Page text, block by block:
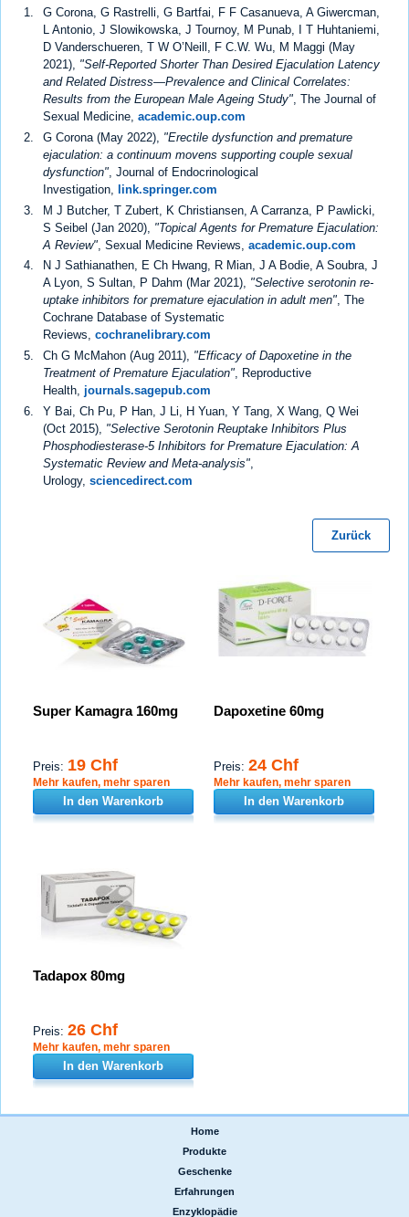
G Corona, G Rastrelli, G Bartfai, F F Casanueva, A Giwercman,
L Antonio, J Slowikowska, J Tournoy, M Punab, I T Huhtaniemi,
D Vanderschueren, T W O’Neill, F C.W. Wu, M Maggi (May
2021), "Self-Reported Shorter Than Desired Ejaculation Latency
and Related Distress—Prevalence and Clinical Correlates:
Results from the European Male Ageing Study" , The Journal of
Sexual Medicine, academic.oup.com
G Corona (May 2022), "Erectile dysfunction and premature
ejaculation: a continuum movens supporting couple sexual
dysfunction" , Journal of Endocrinological
Investigation, link.springer.com
M J Butcher, T Zubert, K Christiansen, A Carranza, P Pawlicki,
S Seibel (Jan 2020), "Topical Agents for Premature Ejaculation:
A Review" , Sexual Medicine Reviews, academic.oup.com
N J Sathianathen, E Ch Hwang, R Mian, J A Bodie, A Soubra, J
A Lyon, S Sultan, P Dahm (Mar 2021), "Selective serotonin re‐
uptake inhibitors for premature ejaculation in adult men", The
Cochrane Database of Systematic
Reviews, cochranelibrary.com
Ch G McMahon (Aug 2011), "Efficacy of Dapoxetine in the
Treatment of Premature Ejaculation", Reproductive
Health, journals.sagepub.com
Y Bai, Ch Pu, P Han, J Li, H Yuan, Y Tang, X Wang, Q Wei
(Oct 2015), "Selective Serotonin Reuptake Inhibitors Plus
Phosphodiesterase-5 Inhibitors for Premature Ejaculation: A
Systematic Review and Meta-analysis",
Urology, sciencedirect.com
Zurück
Super Kamagra 160mg
Preis: 19 Chf
Mehr kaufen, mehr sparen
In den Warenkorb
Dapoxetine 60mg
Preis: 24 Chf
Mehr kaufen, mehr sparen
In den Warenkorb
Tadapox 80mg
Preis: 26 Chf
Mehr kaufen, mehr sparen
In den Warenkorb
Home
Produkte
Geschenke
Erfahrungen
Enzyklopädie